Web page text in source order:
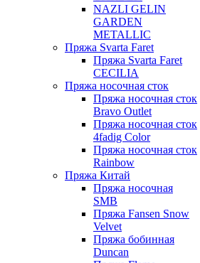
NAZLI GELIN
GARDEN
METALLIC
Пряжа Svarta Faret
Пряжа Svarta Faret
CECILIA
Пряжа носочная сток
Пряжа носочная сток
Bravo Outlet
Пряжа носочная сток
4fadig Color
Пряжа носочная сток
Rainbow
Пряжа Китай
Пряжа носочная
SMB
Пряжа Fansen Snow
Velvet
Пряжа бобинная
Duncan